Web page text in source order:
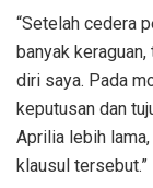
“Setelah cedera
banyak
diri saya. Pada
keputusan dan
Aprilia lebih
klausul tersebut.”